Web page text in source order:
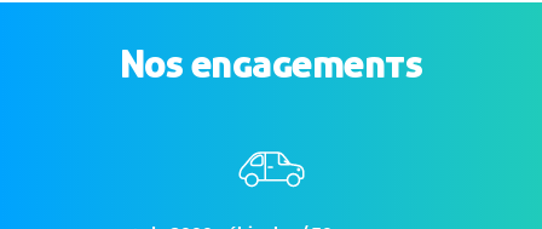
Nos engagements